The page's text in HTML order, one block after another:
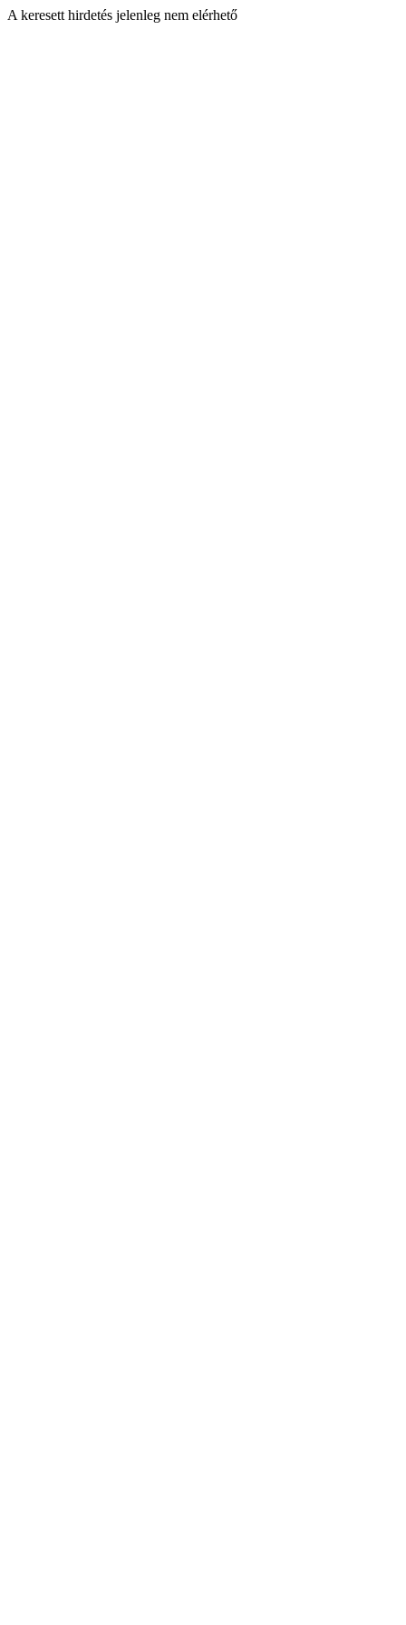
A keresett hirdetés jelenleg nem elérhető